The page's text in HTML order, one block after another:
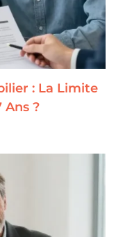
: La Limite
Ans ?